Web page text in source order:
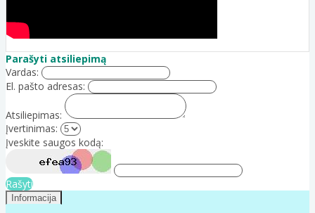
Parašyti atsiliepimą
Vardas:
El. pašto adresas:
Atsiliepimas:
Įvertinimas:
Įveskite saugos kodą:
Rašyti
Informacija